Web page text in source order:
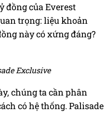
đồng của Everest
trọng: liệu khoản
này có xứng đáng?
Exclusive
chúng ta cần phân
có hệ thống. Palisade